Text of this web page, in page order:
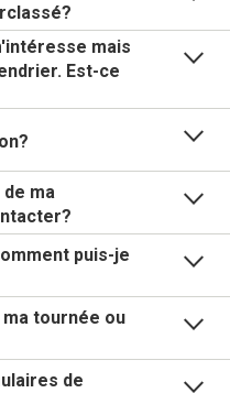
mais
Est-ce
ma
puis-je
tournée ou
de